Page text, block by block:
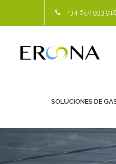
+34 654 933
SOLUCIONES DE